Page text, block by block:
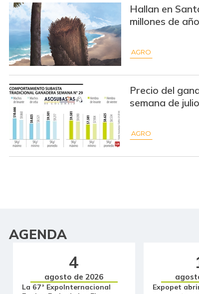
Hallan en
millones de
AGRO
Precio del
semana de julio
AGRO
AGENDA
4
agosto de 2026
La 67ª ExpoInternacional
Expopet